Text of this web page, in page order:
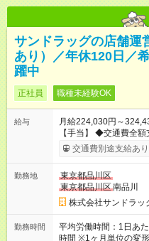
サンドラッグの店舗運
あり）／年休120日／
躍中
正社員 職種未経験OK
給与
月給224,030円～
【手当】 ◆交通費全
手当 ◆登録販売者資格手
回（4月） ・賞与年2回（7月・12月
す。
交通費別途支給あり
勤務地
東京都品川区
東京都品川区南品川
株式会社サンドラッ
勤務時間
平均労働時間：1日あ
時間 ※1ヶ月単位の変形労働時間制となります ※店舗により異な